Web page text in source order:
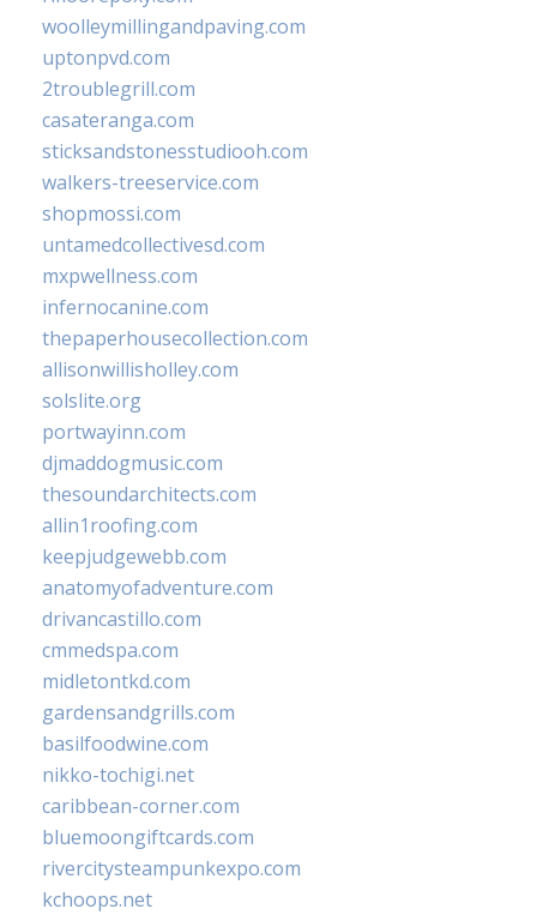
woolleymillingandpaving.com
uptonpvd.com
2troublegrill.com
casateranga.com
sticksandstonesstudiooh.com
walkers-treeservice.com
shopmossi.com
untamedcollectivesd.com
mxpwellness.com
infernocanine.com
thepaperhousecollection.com
allisonwillisholley.com
solslite.org
portwayinn.com
djmaddogmusic.com
thesoundarchitects.com
allin1roofing.com
keepjudgewebb.com
anatomyofadventure.com
drivancastillo.com
cmmedspa.com
midletontkd.com
gardensandgrills.com
basilfoodwine.com
nikko-tochigi.net
caribbean-corner.com
bluemoongiftcards.com
rivercitysteampunkexpo.com
kchoops.net